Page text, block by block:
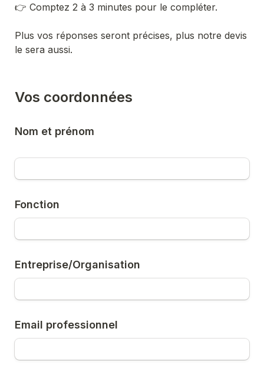
👉 Comptez 2 à 3 minutes pour le compléter.
Plus vos réponses seront précises, plus notre devis
le sera aussi.
Vos coordonnées
Nom et prénom
Fonction
Entreprise/Organisation
Email professionnel